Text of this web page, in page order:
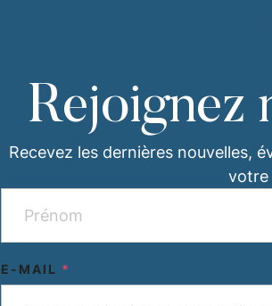
Rejoignez
Recevez les dernières nouvelles,
votre
E-MAIL *